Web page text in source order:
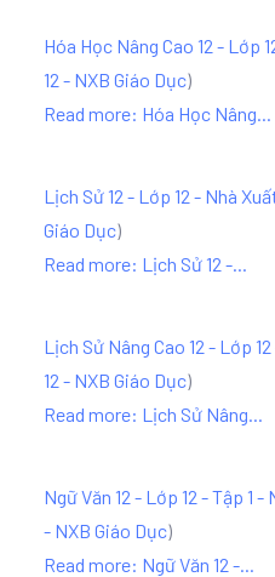
Hóa Học Nâng Cao 12 - Lớp
12 - NXB Giáo Dục)
Read more: Hóa Học Nâng...
Lịch Sử 12 - Lớp 12 - Nhà
Giáo Dục)
Read more: Lịch Sử 12 -...
Lịch Sử Nâng Cao 12 - Lớp
12 - NXB Giáo Dục)
Read more: Lịch Sử Nâng...
Ngữ Văn 12 - Lớp 12 - Tập 1
- NXB Giáo Dục)
Read more: Ngữ Văn 12 -...